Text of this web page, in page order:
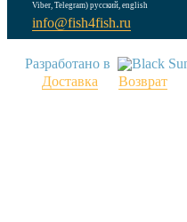
Viber, Telegram) русский, english
info@fish4fish.ru
Разработано в
Доставка
Возврат